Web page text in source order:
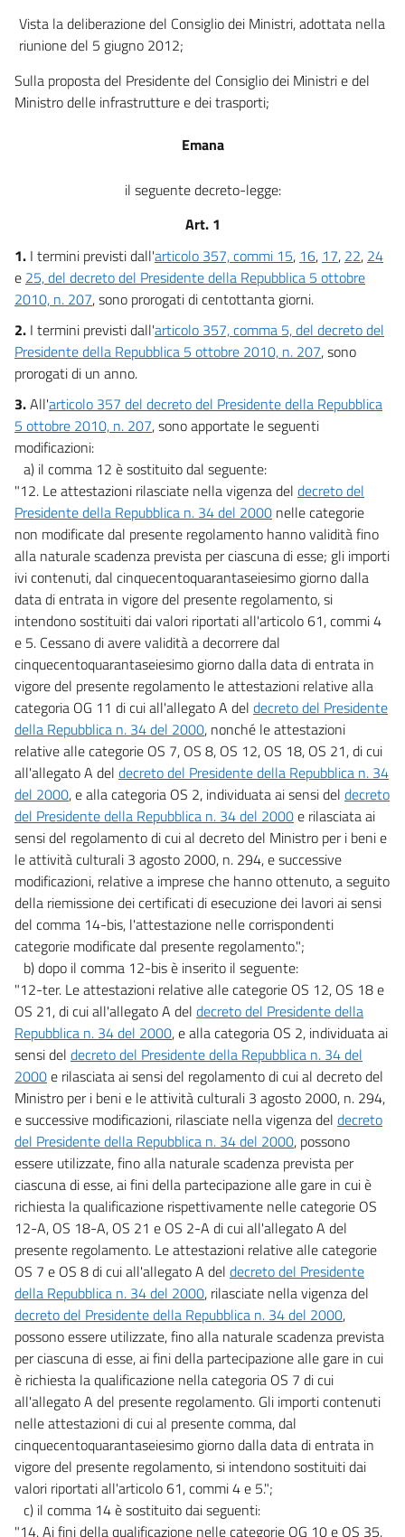
Vista la deliberazione del Consiglio dei Ministri, adottata nella
riunione del 5 giugno 2012;
Sulla proposta del Presidente del Consiglio dei Ministri e del
Ministro delle infrastrutture e dei trasporti;
Emana
il seguente decreto-legge:
Art. 1
1. I termini previsti dall'articolo 357, commi 15, 16, 17, 22, 24
e 25, del decreto del Presidente della Repubblica 5 ottobre
2010, n. 207, sono prorogati di centottanta giorni.
2. I termini previsti dall'articolo 357, comma 5, del decreto del
Presidente della Repubblica 5 ottobre 2010, n. 207, sono
prorogati di un anno.
3.All'articolo 357 del decreto del Presidente della Repubblica
5 ottobre 2010, n. 207, sono apportate le seguenti
modificazioni:
a) il comma 12 è sostituito dal seguente:
"12. Le attestazioni rilasciate nella vigenza del decreto del
Presidente della Repubblica n. 34 del 2000 nelle categorie
non modificate dal presente regolamento hanno validità fino
alla naturale scadenza prevista per ciascuna di esse; gli importi
ivi contenuti, dal cinquecentoquarantaseiesimo giorno dalla
data di entrata in vigore del presente regolamento, si
intendono sostituiti dai valori riportati all'articolo 61, commi 4
e 5. Cessano di avere validità a decorrere dal
cinquecentoquarantaseiesimo giorno dalla data di entrata in
vigore del presente regolamento le attestazioni relative alla
categoria OG 11 di cui all'allegato A del decreto del Presidente
della Repubblica n. 34 del 2000, nonché le attestazioni
relative alle categorie OS 7, OS 8, OS 12, OS 18, OS 21, di cui
all'allegato A del decreto del Presidente della Repubblica n. 34
del 2000, e alla categoria OS 2, individuata ai sensi del decreto
del Presidente della Repubblica n. 34 del 2000e rilasciata ai
sensi del regolamento di cui al decreto del Ministro per i beni e
le attività culturali 3 agosto 2000, n. 294, e successive
modificazioni, relative a imprese che hanno ottenuto, a seguito
della riemissione dei certificati di esecuzione dei lavori ai sensi
del comma 14-bis, l'attestazione nelle corrispondenti
categorie modificate dal presente regolamento.";
b) dopo il comma 12-bis è inserito il seguente:
"12-ter. Le attestazioni relative alle categorie OS 12, OS 18 e
OS 21, di cui all'allegato A del decreto del Presidente della
Repubblica n. 34 del 2000, e alla categoria OS 2, individuata ai
sensi del decreto del Presidente della Repubblica n. 34 del
2000e rilasciata ai sensi del regolamento di cui al decreto del
Ministro per i beni e le attività culturali 3 agosto 2000, n. 294,
e successive modificazioni, rilasciate nella vigenza del decreto
del Presidente della Repubblica n. 34 del 2000, possono
essere utilizzate, fino alla naturale scadenza prevista per
ciascuna di esse, ai fini della partecipazione alle gare in cui è
richiesta la qualificazione rispettivamente nelle categorie OS
12-A, OS 18-A, OS 21 e OS 2-A di cui all'allegato A del
presente regolamento. Le attestazioni relative alle categorie
OS 7 e OS 8 di cui all'allegato A del decreto del Presidente
della Repubblica n. 34 del 2000, rilasciate nella vigenza del
decreto del Presidente della Repubblica n. 34 del 2000,
possono essere utilizzate, fino alla naturale scadenza prevista
per ciascuna di esse, ai fini della partecipazione alle gare in cui
è richiesta la qualificazione nella categoria OS 7 di cui
all'allegato A del presente regolamento. Gli importi contenuti
nelle attestazioni di cui al presente comma, dal
cinquecentoquarantaseiesimo giorno dalla data di entrata in
vigore del presente regolamento, si intendono sostituiti dai
valori riportati all'articolo 61, commi 4 e 5.";
c) il comma 14 è sostituito dai seguenti:
"14. Ai fini della qualificazione nelle categorie OG 10 e OS 35,